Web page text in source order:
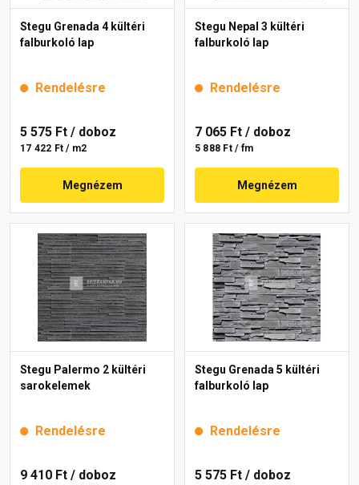
Stegu Grenada 4 kültéri
falburkoló lap
Rendelésre
5 575 Ft / doboz
17 422 Ft / m2
Megnézem
Stegu Nepal 3 kültéri
falburkoló lap
Rendelésre
7 065 Ft / doboz
5 888 Ft / fm
Megnézem
Stegu Palermo 2 kültéri
sarokelemek
Rendelésre
9 410 Ft / doboz
Stegu Grenada 5 kültéri
falburkoló lap
Rendelésre
5 575 Ft / doboz